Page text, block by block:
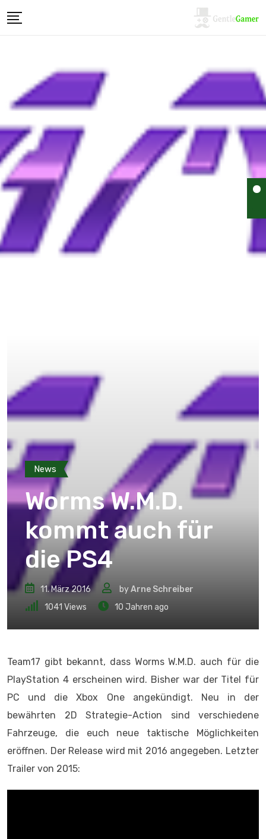
News
Worms W.M.D.
kommt auch für
die PS4
11. März 2016 byArne Schreiber
1041 Views 10 Jahren ago
Team17 gibt bekannt, dass Worms W.M.D. auch für die
PlayStation 4 erscheinen wird. Bisher war der Titel für
PC und die Xbox One angekündigt. Neu in der
bewährten 2D Strategie-Action sind verschiedene
Fahrzeuge, die euch neue taktische Möglichkeiten
eröffnen. Der Release wird mit 2016 angegeben. Letzter
Trailer von 2015: